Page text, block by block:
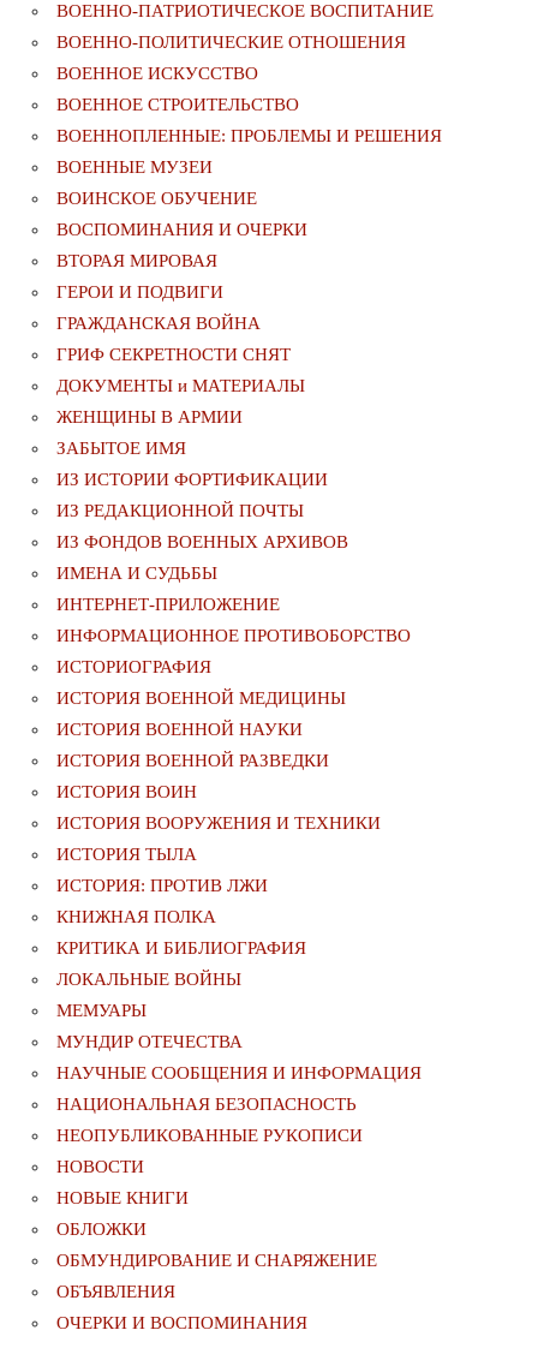
ВОЕННО-ПАТРИОТИЧЕСКОЕ ВОСПИТАНИЕ
ВОЕННО-ПОЛИТИЧЕСКИE ОТНОШЕНИЯ
ВОЕННОЕ ИСКУССТВО
ВОЕННОЕ СТРОИТЕЛЬСТВО
ВОЕННОПЛЕННЫЕ: ПРОБЛЕМЫ И РЕШЕНИЯ
ВОЕННЫЕ МУЗЕИ
ВОИНСКОЕ ОБУЧЕНИЕ
ВОСПОМИНАНИЯ И ОЧЕРКИ
ВТОРАЯ МИРОВАЯ
ГЕРОИ И ПОДВИГИ
ГРАЖДАНСКАЯ ВОЙНА
ГРИФ СЕКРЕТНОСТИ СНЯТ
ДОКУМЕНТЫ и МАТЕРИАЛЫ
ЖЕНЩИНЫ В АРМИИ
ЗАБЫТОЕ ИМЯ
ИЗ ИСТОРИИ ФОРТИФИКАЦИИ
ИЗ РЕДАКЦИОННОЙ ПОЧТЫ
ИЗ ФОНДОВ ВОЕННЫХ АРХИВОВ
ИМЕНА И СУДЬБЫ
ИНТЕРНЕТ-ПРИЛОЖЕНИЕ
ИНФОРМАЦИОННОЕ ПРОТИВОБОРСТВО
ИСТОРИОГРАФИЯ
ИСТОРИЯ ВОЕННОЙ МЕДИЦИНЫ
ИСТОРИЯ ВОЕННОЙ НАУКИ
ИСТОРИЯ ВОЕННОЙ РАЗВЕДКИ
ИСТОРИЯ ВОИН
ИСТОРИЯ ВООРУЖЕНИЯ И ТЕХНИКИ
ИСТОРИЯ ТЫЛА
ИСТОРИЯ: ПРОТИВ ЛЖИ
КНИЖНАЯ ПОЛКА
КРИТИКА И БИБЛИОГРАФИЯ
ЛОКАЛЬНЫЕ ВОЙНЫ
МЕМУАРЫ
МУНДИР ОТЕЧЕСТВА
НАУЧНЫЕ СООБЩЕНИЯ И ИНФОРМАЦИЯ
НАЦИОНАЛЬНАЯ БЕЗОПАСНОСТЬ
НЕОПУБЛИКОВАННЫЕ РУКОПИСИ
НОВОСТИ
НОВЫЕ КНИГИ
ОБЛОЖКИ
ОБМУНДИРОВАНИЕ И СНАРЯЖЕНИЕ
ОБЪЯВЛЕНИЯ
ОЧЕРКИ И ВОСПОМИНАНИЯ